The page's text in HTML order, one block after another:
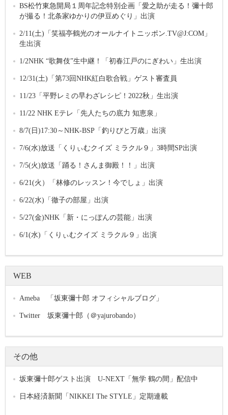
BS松竹東急開局１周年記念特別企画「愛之助が走る！彌十郎
が撮る！北条家ゆかりの伊豆めぐり」出演
2/11(土)「笑福亭鶴光のオールナイトニッポン.TV@J:COM」
生出演
1/2NHK “歌舞伎”生中継！「初春江戸のにぎわい」生出演
12/31(土)「第73回NHK紅白歌合戦」ゲスト審査員
11/23「平野レミの早わざレシピ！2022秋」生出演
11/22 NHK Eテレ「先人たちの底力 知恵泉」
8/7(日)17:30～NHK-BSP「釣りびと万歳」出演
7/6(水)放送「くりぃむクイズ ミラクル９」3時間SP出演
7/5(火)放送「踊る！さんま御殿！！」出演
6/21(火）「林修のレッスン！今でしょ」出演
6/22(水)「徹子の部屋」出演
5/27(金)NHK「新・にっぽんの芸能」出演
6/1(水)「くりぃむクイズ ミラクル９」出演
WEB
Ameba 「坂東彌十郎 オフィシャルブログ」
Twitter 坂東彌十郎（＠yajurobando）
その他
坂東彌十郎ゲスト出演 U-NEXT「無学 鶴の間」配信中
日本経済新聞「NIKKEI The STYLE」定期連載